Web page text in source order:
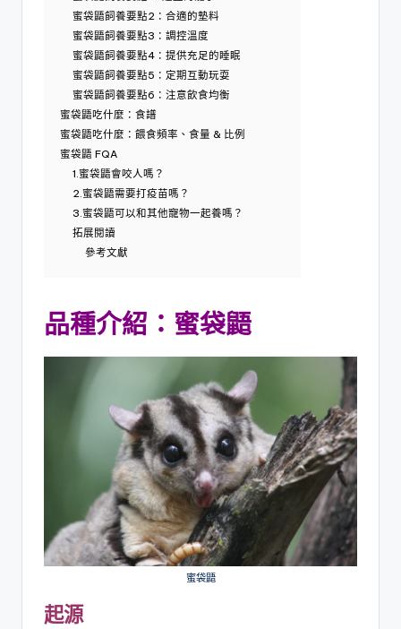
蜜袋鼯飼養要點2：合適的墊料
蜜袋鼯飼養要點3：調控溫度
蜜袋鼯飼養要點4：提供充足的睡眠
蜜袋鼯飼養要點5：定期互動玩耍
蜜袋鼯飼養要點6：注意飲食均衡
蜜袋鼯吃什麼：食譜
蜜袋鼯吃什麼：餵食頻率、食量 & 比例
蜜袋鼯 FQA
1.蜜袋鼯會咬人嗎？
2.蜜袋鼯需要打疫苗嗎？
3.蜜袋鼯可以和其他寵物一起養嗎？
拓展閱讀
參考文獻
品種介紹 ： 蜜袋鼯
蜜袋鼯
起源